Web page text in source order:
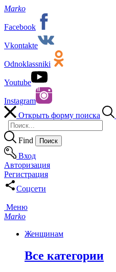
Marko
Facebook
Vkontakte
Odnoklassniki
Youtube
Instagram
Открыть форму поиска
Find
Вход
Авторизация
Регистрация
Соцсети
Меню
Marko
Женщинам
Все категории